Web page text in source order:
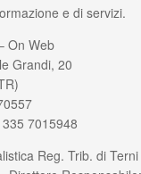
e di servizi.
On Web
Grandi, 20
7015948
Reg. Trib. di